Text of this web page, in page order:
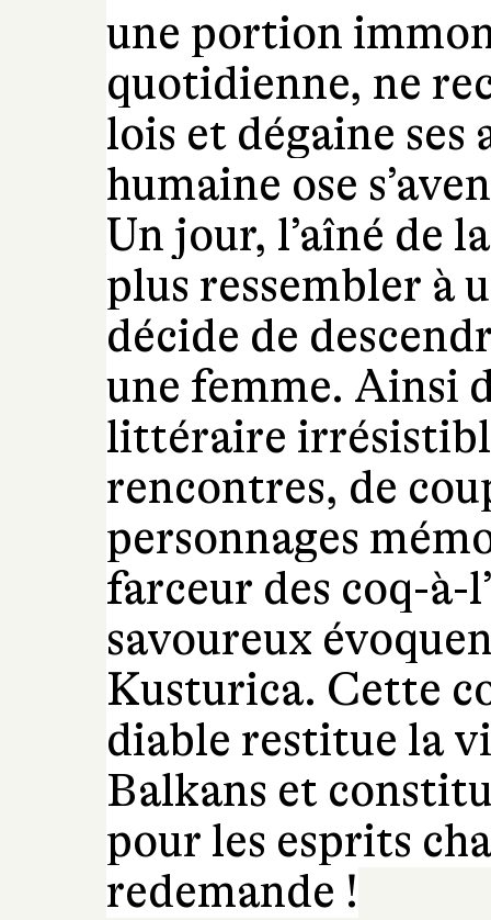
une portion
quotidienne, ne
lois et dégaine ses
humaine ose
Un jour, l’aîné de
plus ressembler à
décide de
une femme. Ainsi
littéraire
rencontres, de
personnages
farceur des coq-à-
savoureux
Kusturica. Cette
diable restitue la
Balkans et
pour les esprits
redemande !